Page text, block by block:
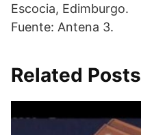
Escocia, Edimburgo.
Fuente: Antena 3.
Related Posts